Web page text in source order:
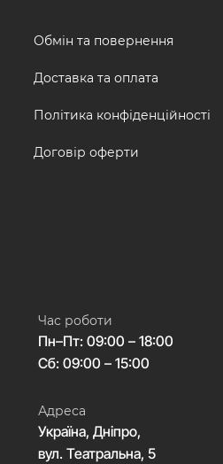
Обмін та повернення
Доставка та оплата
Політика конфіденційності
Договір оферти
Час роботи
Пн–Пт: 09:00 – 18:00
Сб: 09:00 – 15:00
Адреса
Україна, Дніпро,
вул. Театральна, 5